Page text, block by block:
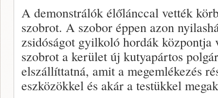
A demonstrálók élőlánccal vették
szobrot. A szobor éppen azon
zsidóságot gyilkoló hordák
szobrot a kerület új kutyapártos
elszállíttatná, amit a megemlékezés
eszközökkel és akár a testükkel